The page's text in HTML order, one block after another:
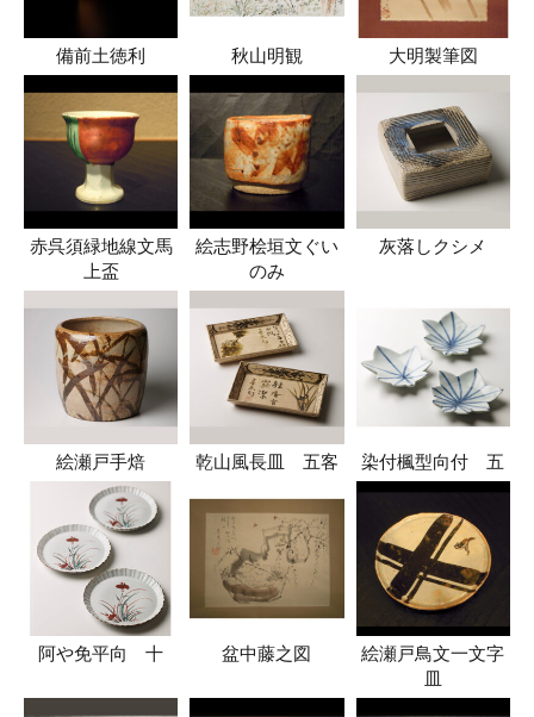
備前土徳利 秋山明観 大明製筆図
赤呉須緑地線文馬
上盃
絵志野桧垣文ぐい
のみ
灰落しクシメ
絵瀬戸手焙 乾山風長皿 五客 染付楓型向付 五
阿や免平向 十 盆中藤之図
絵瀬戸鳥文一文字
皿